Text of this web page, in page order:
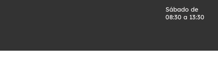
Sábado de
08:30 a 13:30